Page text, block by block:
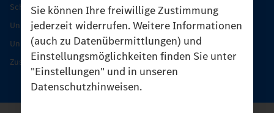
Sie können Ihre freiwillige Zustimmung
jederzeit widerrufen. Weitere Informationen
(auch zu Datenübermittlungen) und
Einstellungsmöglichkeiten finden Sie unter
"Einstellungen" und in unseren
Datenschutzhinweisen.
Schutz und Werterhalt
Unimog Serviceangebot
Unimog Servicetage
Zusatzleistungen